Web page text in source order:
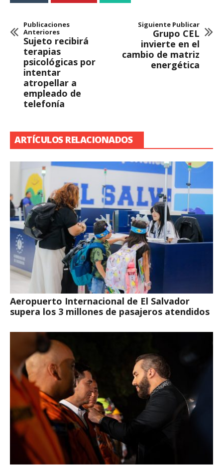
Publicaciones
Anteriores
Sujeto recibirá
terapias
psicológicas por
intentar
atropellar a
empleado de
telefonía
Siguiente Publicar
Grupo CEL
invierte en el
cambio de matriz
energética
ARTÍCULOS RELACIONADOS
Aeropuerto Internacional de El Salvador
supera los 3 millones de pasajeros atendidos